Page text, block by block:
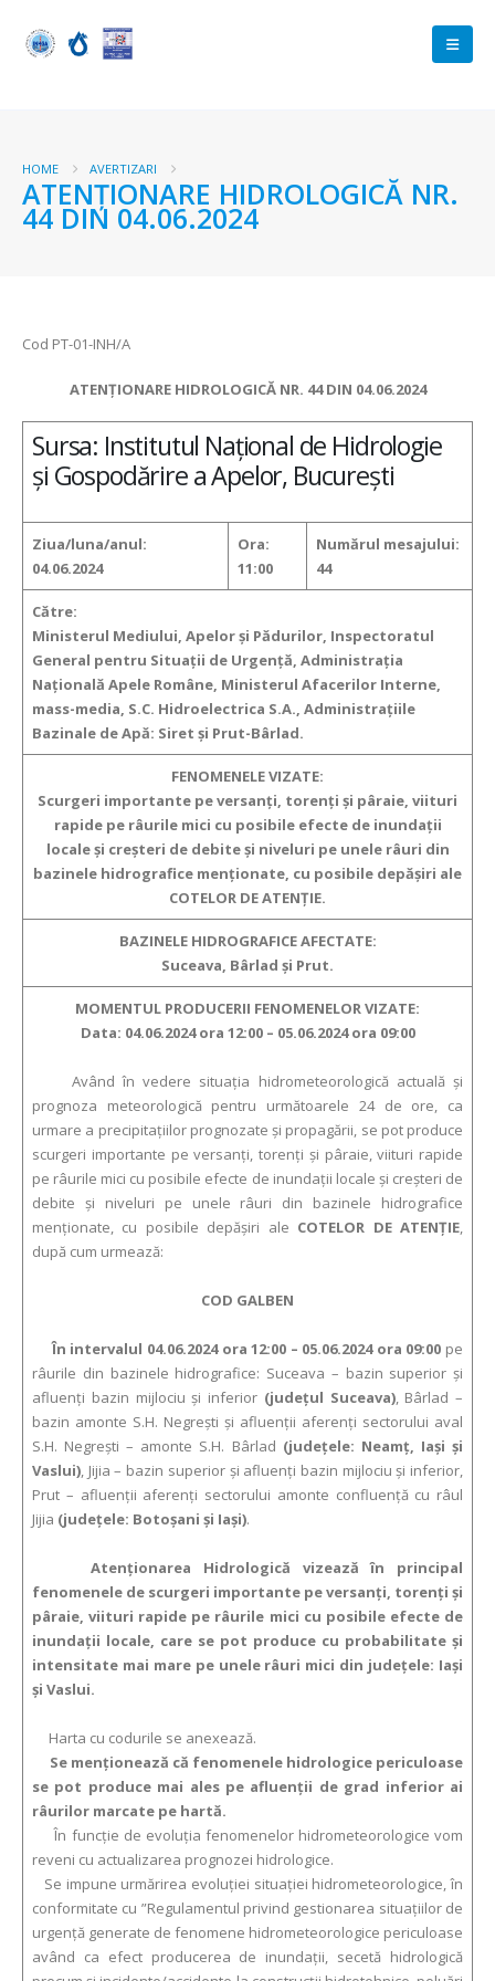
HOME AVERTIZARI
ATENŢIONARE HIDROLOGICĂ NR.
44 DIN 04.06.2024
Cod PT-01-INH/A
ATENŢIONARE HIDROLOGICĂ NR. 44 DIN 04.06.2024
Sursa: Institutul Național de Hidrologie
și Gospodărire a Apelor, București
Ziua/luna/anul:
04.06.2024
Ora:
11:00
Numărul mesajului:
44
Către:
Ministerul Mediului, Apelor şi Pădurilor, Inspectoratul
General pentru Situaţii de Urgenţă, Administraţia
Naţională Apele Române, Ministerul Afacerilor Interne,
mass-media, S.C. Hidroelectrica S.A., Administraţiile
Bazinale de Apă: Siret şi Prut-Bârlad.
FENOMENELE VIZATE:
Scurgeri importante pe versanţi, torenţi şi pâraie, viituri
rapide pe râurile mici cu posibile efecte de inundaţii
locale şi creşteri de debite şi niveluri pe unele râuri din
bazinele hidrografice menţionate, cu posibile depăşiri ale
COTELOR DE ATENŢIE.
BAZINELE HIDROGRAFICE AFECTATE:
Suceava, Bârlad şi Prut.
MOMENTUL PRODUCERII FENOMENELOR VIZATE:
Data: 04.06.2024 ora 12:00 – 05.06.2024 ora 09:00
Având în vedere situaţia hidrometeorologică actuală şi
prognoza meteorologică pentru următoarele 24 de ore, ca
urmare a precipitaţiilor prognozate şi propagării, se pot produce
scurgeri importante pe versanţi, torenţi şi pâraie, viituri rapide
pe râurile mici cu posibile efecte de inundaţii locale şi creşteri de
debite şi niveluri pe unele râuri din bazinele hidrografice
menţionate, cu posibile depăşiri ale COTELOR DE ATENŢIE,
după cum urmează:
COD GALBEN
În intervalul 04.06.2024 ora 12:00 – 05.06.2024 ora 09:00 pe
râurile din bazinele hidrografice: Suceava – bazin superior şi
afluenţi bazin mijlociu şi inferior (judeţul Suceava), Bârlad –
bazin amonte S.H. Negreşti şi afluenţii aferenţi sectorului aval
S.H. Negreşti – amonte S.H. Bârlad (judeţele: Neamţ, Iaşi şi
Vaslui), Jijia – bazin superior şi afluenţi bazin mijlociu şi inferior,
Prut – afluenţii aferenţi sectorului amonte confluenţă cu râul
Jijia (judeţele: Botoşani şi Iaşi).
Atenționarea Hidrologică vizează în principal
fenomenele de scurgeri importante pe versanţi, torenţi şi
pâraie, viituri rapide pe râurile mici cu posibile efecte de
inundaţii locale, care se pot produce cu probabilitate şi
intensitate mai mare pe unele râuri mici din judeţele: Iaşi
şi Vaslui.
Harta cu codurile se anexează.
Se menționează că fenomenele hidrologice periculoase
se pot produce mai ales pe afluenții de grad inferior ai
râurilor marcate pe hartă.
În funcție de evoluția fenomenelor hidrometeorologice vom
reveni cu actualizarea prognozei hidrologice.
Se impune urmărirea evoluției situației hidrometeorologice, în
conformitate cu ”Regulamentul privind gestionarea situaţiilor de
urgenţă generate de fenomene hidrometeorologice periculoase
având ca efect producerea de inundații, secetă hidrologică